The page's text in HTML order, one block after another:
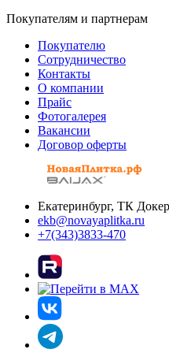
Покупателям и партнерам
Покупателю
Сотрудничество
Контакты
О компании
Прайс
Фотогалерея
Вакансии
Договор оферты
Екатеринбург, ТК
ekb@novayaplitka.ru
+7(343)3833-470